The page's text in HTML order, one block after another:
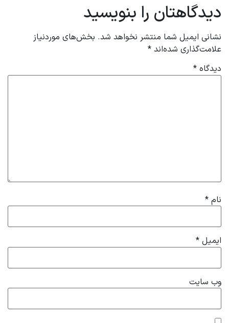
دیدگاهتان را بنویسید
نشانی ایمیل شما منتشر نخواهد شد. بخش‌های موردنیاز
علامت‌گذاری شده‌اند *
دیدگاه *
نام *
ایمیل *
وب‌ سایت